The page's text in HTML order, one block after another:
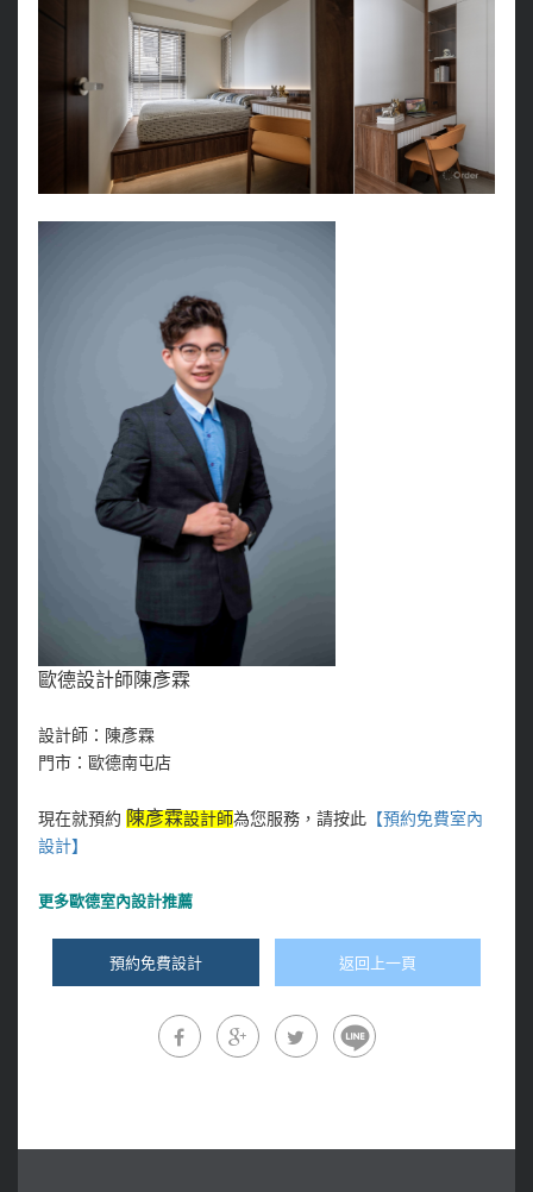
歐德設計師陳彥霖
設計師：陳彥霖
門市：歐德南屯店
現在就預約 陳彥霖設計師為您服務，請按此【預約免費室內
設計】
更多歐德室內設計推薦
預約免費設計 返回上一頁